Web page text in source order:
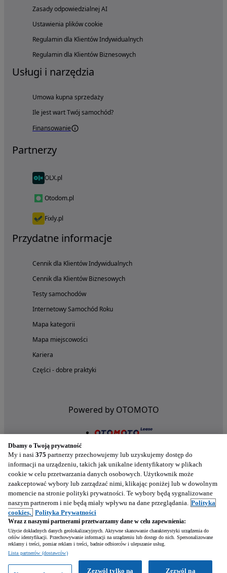
Zasady odpowiedzialnej AI
Ustawienia plików cookie
Regulamin dla Klientów Indywidualnych
Regulamin dla Klientów Biznesowych
Usługi i narzędzia
Umowa kupna sprzedaży
Ile jest wart Twój samochód?
Finansowanie
Partnerzy
OLX.pl
Otodom.pl
Fixly.pl
Przydatne informacje
Cennik dla Klientów Indywidualnych
Cennik dla Klientów Biznesowych
Testy samochodów
Internetowy Samochód Roku
Mapa kategorii
Mapa miejscowości
Kariera
Części - dobre praktyki
Powered by OTOMOTO
Nasze aplikacje w twoim telefonie
Dbamy o Twoją prywatność
My i nasi 375 partnerzy przechowujemy lub uzyskujemy dostęp do
informacji na urządzeniu, takich jak unikalne identyfikatory w plikach
cookie w celu przetwarzania danych osobowych. Użytkownik może
zaakceptować wybory lub zarządzać nimi, klikając poniżej lub w dowolnym
momencie na stronie polityki prywatności. Te wybory będą sygnalizowane
naszym partnerom i nie będą miały wpływu na dane przeglądania. Polityka
cookies, Polityka Prywatności
Wraz z naszymi partnerami przetwarzamy dane w celu zapewnienia:
Użycie dokładnych danych geolokalizacyjnych. Aktywne skanowanie charakterystyki urządzenia do
celów identyfikacji. Przechowywanie informacji na urządzeniu lub dostęp do nich. Spersonalizowane
reklamy i treści, pomiar reklam i treści, badnie odbiorców i ulepszanie usług.
Lista partnerów (dostawców)
Zezwól na
Zezwól tylko na